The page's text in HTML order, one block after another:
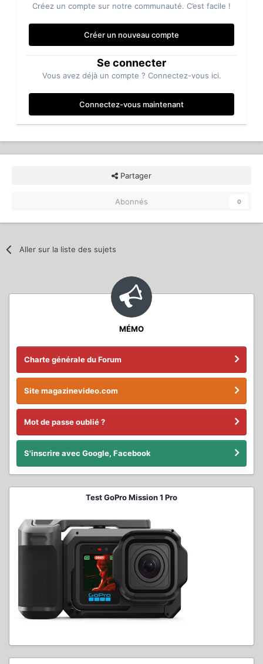
Créez un compte sur notre communauté. C’est facile !
Créer un nouveau compte
Se connecter
Vous avez déjà un compte ? Connectez-vous ici.
Connectez-vous maintenant
Partager
Abonnés 0
Aller sur la liste des sujets
MÉMO
Charte générale du Forum
Site magazinevideo.com
Mot de passe oublié ?
S'inscrire avec Google, Facebook
Test GoPro Mission 1 Pro